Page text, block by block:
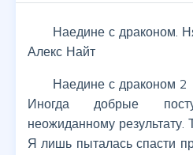
Наедине с драконом.
Алекс Найт
Наедине с драконом 2
Иногда добрые
неожиданному результату.
Я лишь пыталась спасти